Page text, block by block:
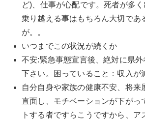
ど)、仕事が心配です。死者が多
乗り越える事はもちろん大切であ
が。。
いつまでこの状況が続くか
不安:緊急事態宣言後、絶対に県
下さい。困っていること：収入が
自分自身や家族の健康不安、将来
直面し、モチベーションが下がっ
トする者ですらこうですから、ア